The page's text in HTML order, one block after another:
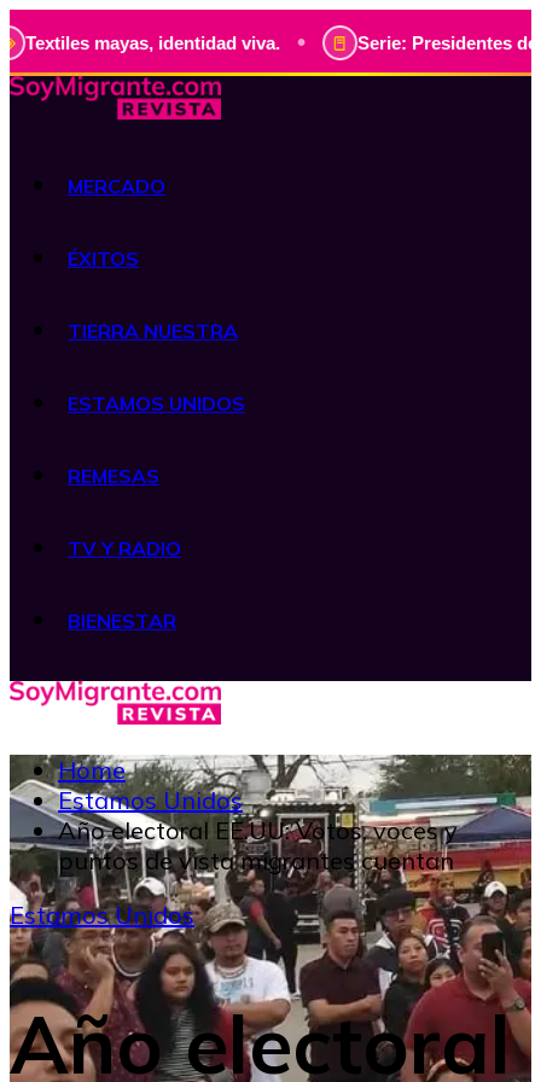
identidad viva. • Serie: Presidentes de
MERCADO
ÉXITOS
TIERRA NUESTRA
ESTAMOS UNIDOS
REMESAS
TV Y RADIO
BIENESTAR
Home
Estamos Unidos
Año electoral EE.UU: Votos, voces y
puntos de vista migrantes cuentan
Estamos Unidos
Año electoral